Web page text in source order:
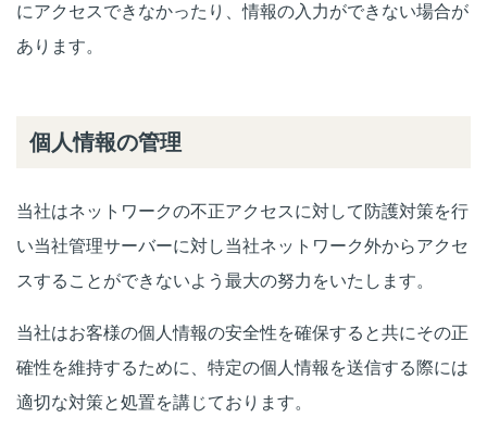
にアクセスできなかったり、情報の入力ができない場合が
あります。
個人情報の管理
当社はネットワークの不正アクセスに対して防護対策を行
い当社管理サーバーに対し当社ネットワーク外からアクセ
スすることができないよう最大の努力をいたします。
当社はお客様の個人情報の安全性を確保すると共にその正
確性を維持するために、特定の個人情報を送信する際には
適切な対策と処置を講じております。